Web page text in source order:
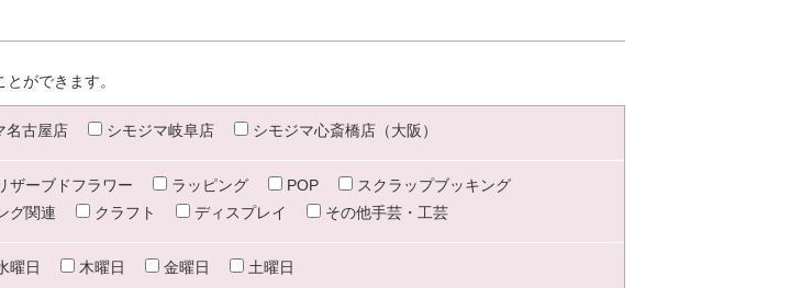
ができます。
名古屋店 シモジマ岐阜店 シモジマ心斎橋店（大阪）
ザーブドフラワー ラッピング POP
スクラップブッキング
グ関連 クラフト ディスプレイ その他手芸・工芸
曜日 木曜日 金曜日 土曜日